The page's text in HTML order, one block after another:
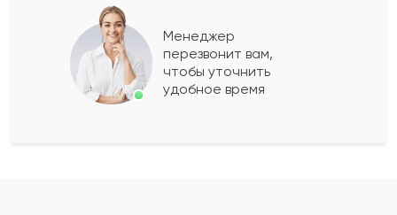
Тимофей
Показать еще
Менеджер
перезвонит вам,
чтобы уточнить
удобное время